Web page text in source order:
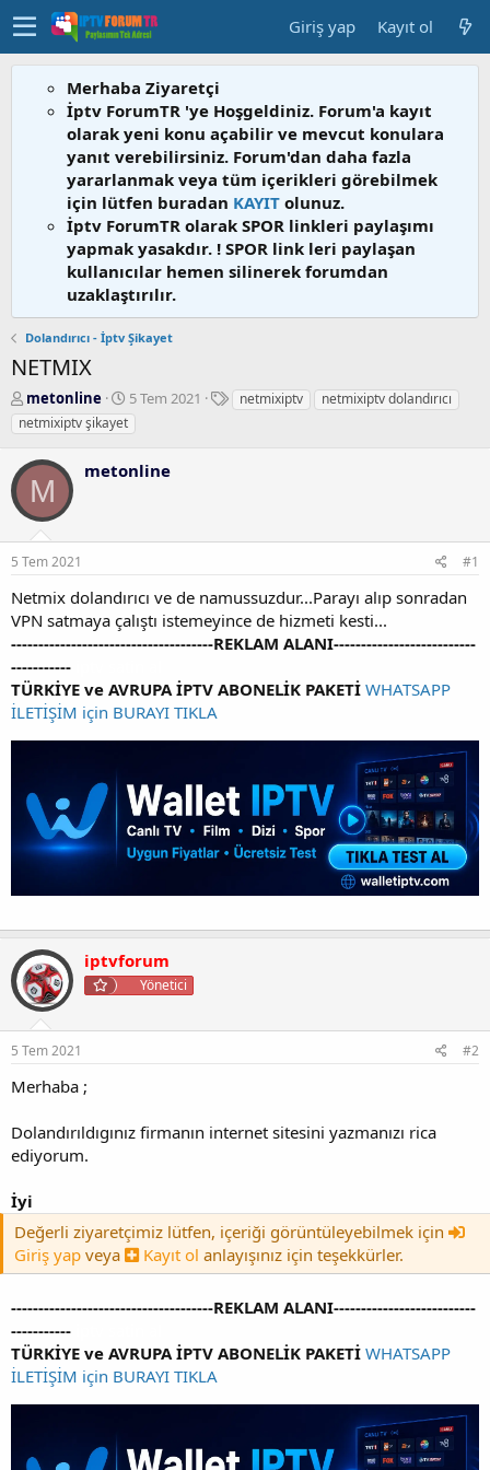
Giriş yap Kayıt ol
Merhaba Ziyaretçi
İptv ForumTR 'ye Hoşgeldiniz. Forum'a kayıt
olarak yeni konu açabilir ve mevcut konulara
yanıt verebilirsiniz. Forum'dan daha fazla
yararlanmak veya tüm içerikleri görebilmek
için lütfen buradan KAYIT olunuz.
İptv ForumTR olarak SPOR linkleri paylaşımı
yapmak yasakdır. ! SPOR link leri paylaşan
kullanıcılar hemen silinerek forumdan
uzaklaştırılır.
Dolandırıcı - İptv Şikayet
NETMIX
K
o
n
b
u
u
a
l
a
a
n
metonline
B
a
ş
a
a
r
i
h
5 Tem 2021
Enetmixiptv
netmixiptv dolandırıcı
netmixiptv şikayet
M
metonline
5 Tem 2021 #1
Netmix dolandırıcı ve de namussuzdur...Parayı alıp sonradan
VPN satmaya çalıştı istemeyince de hizmeti kesti...
-------------------------------------REKLAM ALANI--------------------------
-----------
TÜRKİYE ve AVRUPA İPTV ABONELİK PAKETİ WHATSAPP
İLETİŞİM için BURAYI TIKLA
iptvforum
Yönetici
5 Tem 2021 #2
Merhaba ;
Dolandırıldıgınız firmanın internet sitesini yazmanızı rica
ediyorum.
İyi
Değerli ziyaretçimiz lütfen, içeriği görüntüleyebilmek için
Giriş yap veya Kayıt ol anlayışınız için teşekkürler.
-------------------------------------REKLAM ALANI--------------------------
-----------
TÜRKİYE ve AVRUPA İPTV ABONELİK PAKETİ WHATSAPP
İLETİŞİM için BURAYI TIKLA